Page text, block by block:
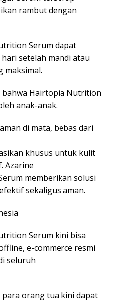
rambut dengan
Serum dapat
setelah mandi atau
maksimal.
bahwa Hairtopia Nutrition
anak-anak.
di mata, bebas dari
khusus untuk kulit
Azarine
memberikan solusi
sekaligus aman.
Serum kini bisa
e-commerce resmi
seluruh
para orang tua kini dapat